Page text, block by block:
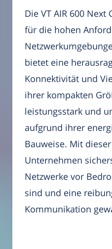
Die VT AIR 600
für die hohen
bietet eine
Konnektivität und
ihrer kompakten
leistungsstark und
aufgrund ihrer
Bauweise. Mit
Unternehmen
Netzwerke vor
sind und eine
Kommunikation